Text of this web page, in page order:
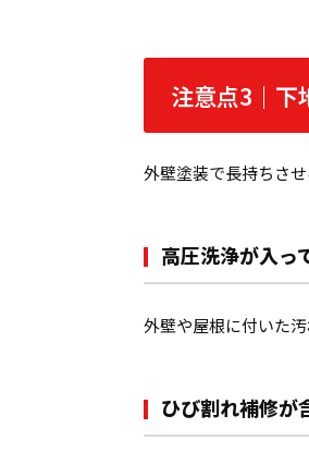
注意点3｜下
外壁塗装で長持ちさ
高圧洗浄が入っ
外壁や屋根に付いた
ひび割れ補修が